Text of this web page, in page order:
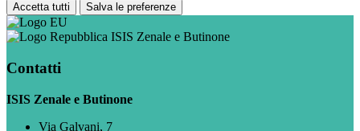
Accetta tutti Salva le preferenze
ISIS Zenale e Butinone
Contatti
ISIS Zenale e Butinone
Via Galvani, 7